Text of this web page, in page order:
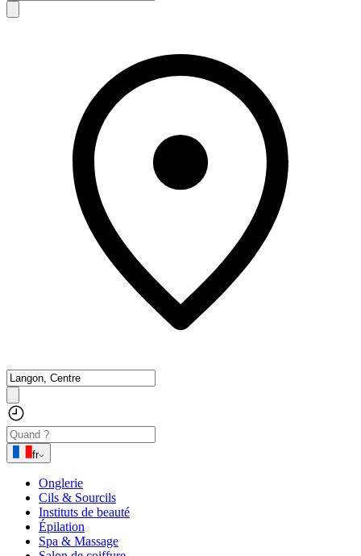
fr
Onglerie
Cils & Sourcils
Instituts de beauté
Épilation
Spa & Massage